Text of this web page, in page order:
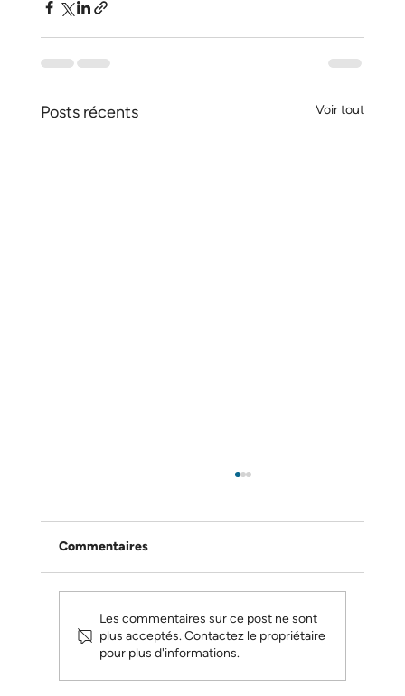
Posts récents Voir tout
Double cursus : une ambition pour 2025
Commentaires
Les commentaires sur ce post ne sont
plus acceptés. Contactez le propriétaire
pour plus d'informations.